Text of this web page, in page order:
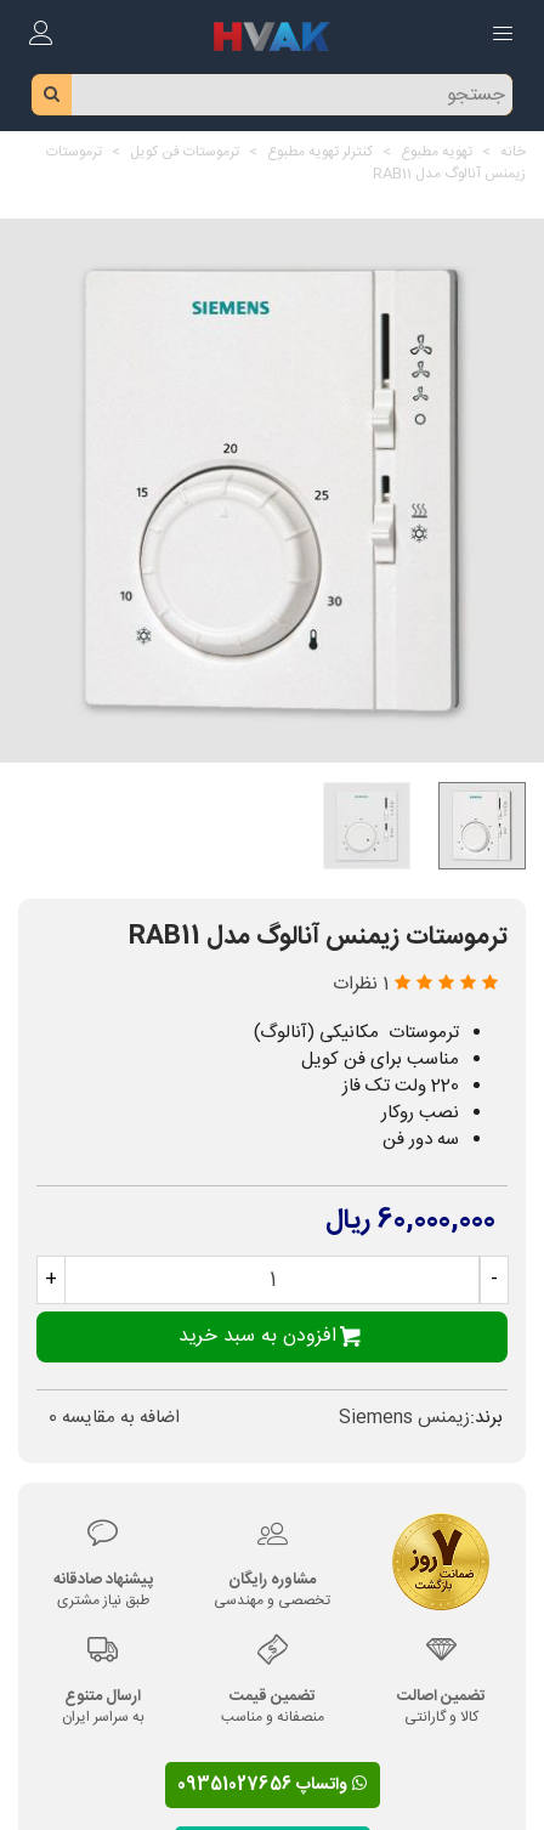
خانه > تهویه مطبوع > کنترلر تهویه مطبوع > ترموستات فن کویل > ترموستات
زیمنس آنالوگ مدل RAB11
ترموستات زیمنس آنالوگ مدل RAB11
1 نظرات
ترموستات مکانیکی (آنالوگ)
مناسب برای فن کویل
220 ولت تک فاز
نصب روکار
سه دور فن
60,000,000 ریال
-
+
افزودن به سبد خرید
برند:زیمنس Siemens اضافه به مقایسه 0
مشاوره رایگان
تخصصی و مهندسی
پیشنهاد صادقانه
طبق نیاز مشتری
تضمین اصالت
کالا و گارانتی
تضمین قیمت
منصفانه و مناسب
ارسال متنوع
به سراسر ایران
واتساپ 09351027656